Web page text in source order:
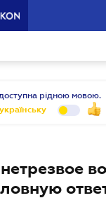
рідною мовою.